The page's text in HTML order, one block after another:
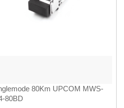
80Km UPCOM MWS-
80BD